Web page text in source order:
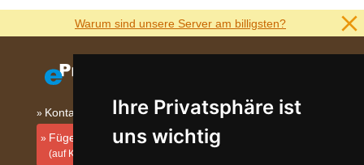
Ihre Privatsphäre ist
uns wichtig
Warum sind unsere Server am billigsten?
Kontakt
Fügen Sie Ihre Unterkunft hinzu
(auf Kroatisch)